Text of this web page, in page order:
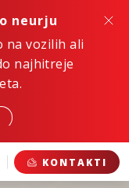
neurju
na vozilih ali
najhitreje
KONTAKTI